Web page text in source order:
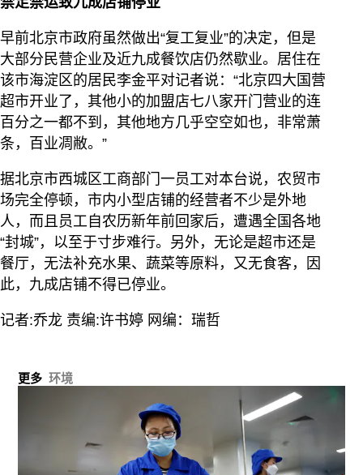
早前北京市政府虽然做出“复工复业”的决定，但是
大部分民营企业及近九成餐饮店仍然歇业。居住在
该市海淀区的居民李金平对记者说：“北京四大国营
超市开业了，其他小的加盟店七八家开门营业的连
百分之一都不到，其他地方几乎空空如也，非常萧
条，百业凋敝。”
据北京市西城区工商部门一员工对本台说，农贸市
场完全停顿，市内小型店铺的经营者不少是外地
人，而且员工自农历新年前回家后，遭遇全国各地
“封城”，以至于寸步难行。另外，无论是超市还是
餐厅，无法补充水果、蔬菜等原料，又无食客，因
此，九成店铺不得已停业。
记者:乔龙 责编:许书婷 网编：瑞哲
更多 环境